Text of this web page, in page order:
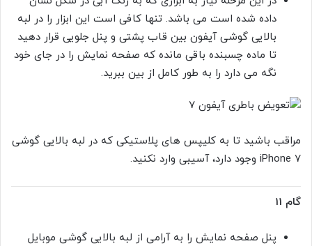
داده شده است می باشد. تنها کافی است این ابزار را در لبه
بالایی گوشی آیفون بین قاب پشتی و پنل جلویی قرار دهید
تا ماده چسبنده باقی مانده که صفحه نمایش را در جای خود
نگه می دارد را به طور کامل از بین ببرید.
مراقب باشید تا به کلیپس های پلاستیکی که در لبه بالایی گوشی
iPhone 7 وجود دارد، آسیبی وارد نکنید.
گام 11
پنل صفحه نمایش را به آرامی از لبه بالایی گوشی موبایل